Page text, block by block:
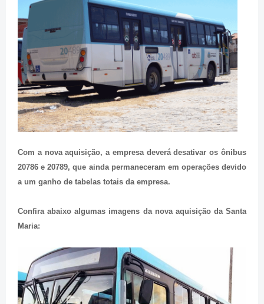
Com a nova aquisição, a empresa deverá desativar os ônibus
20786 e 20789, que ainda permaneceram em operações devido
a um ganho de tabelas totais da empresa.
Confira abaixo algumas imagens da nova aquisição da Santa
Maria: